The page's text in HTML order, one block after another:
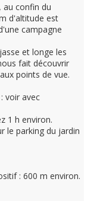
au confin du
d'altitude est
campagne
et longe les
fait découvrir
points de vue.
voir avec
1 h environ.
le parking du jardin
: 600 m environ.